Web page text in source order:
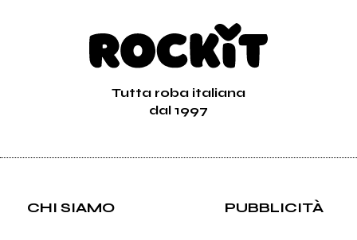
Tutta roba italiana
dal 1997
CHI SIAMO PUBBLICITÀ